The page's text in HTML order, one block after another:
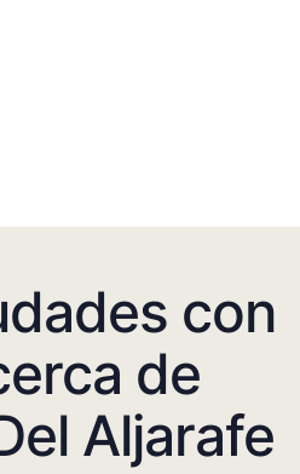
con
de
Aljarafe